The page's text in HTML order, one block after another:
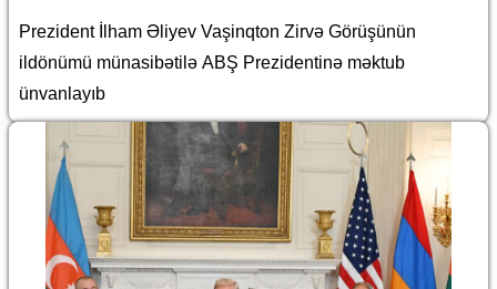
Prezident İlham Əliyev Vaşinqton Zirvə Görüşünün
ildönümü münasibətilə ABŞ Prezidentinə məktub
ünvanlayıb